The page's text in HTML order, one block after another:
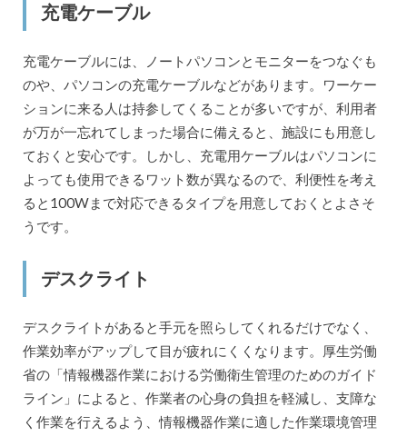
充電ケーブル
充電ケーブルには、ノートパソコンとモニターをつなぐも
のや、パソコンの充電ケーブルなどがあります。ワーケー
ションに来る人は持参してくることが多いですが、利用者
が万が一忘れてしまった場合に備えると、施設にも用意し
ておくと安心です。しかし、充電用ケーブルはパソコンに
よっても使用できるワット数が異なるので、利便性を考え
ると100Wまで対応できるタイプを用意しておくとよさそ
うです。
デスクライト
デスクライトがあると手元を照らしてくれるだけでなく、
作業効率がアップして目が疲れにくくなります。厚生労働
省の「情報機器作業における労働衛生管理のためのガイド
ライン」によると、作業者の心身の負担を軽減し、支障な
く作業を行えるよう、情報機器作業に適した作業環境管理